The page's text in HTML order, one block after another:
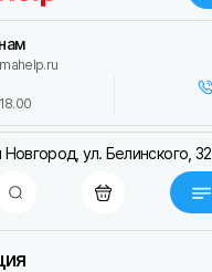
Новгород, ул. Белинского, 32